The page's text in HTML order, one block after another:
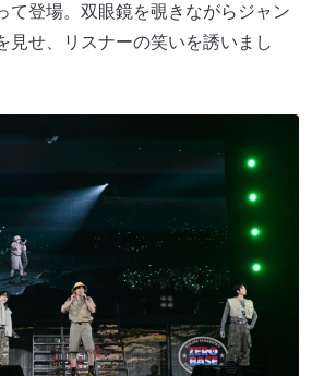
て登場。双眼鏡を覗きながらジャン
見せ、リスナーの笑いを誘いまし